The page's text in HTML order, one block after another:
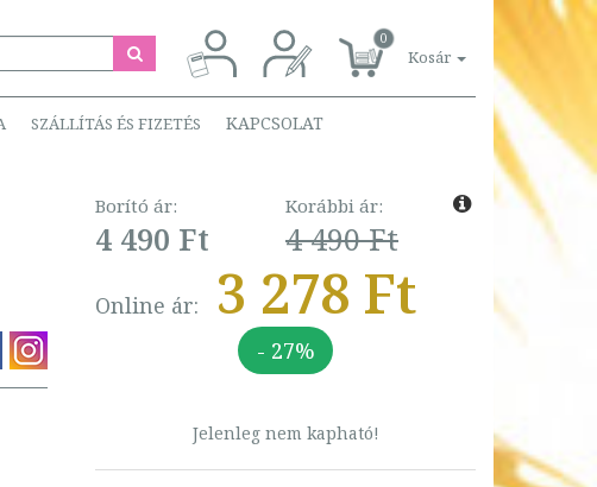
0
Kosár
SZÁLLÍTÁS ÉS FIZETÉS KAPCSOLAT
Borító ár:
4 490 Ft
Korábbi ár:
4 490 Ft
Online ár: 3 278 Ft
- 27%
Jelenleg nem kapható!